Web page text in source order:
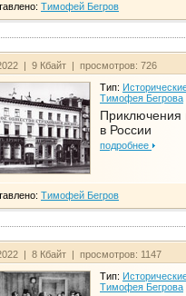
Тимофей Бегров
| 9 Кбайт | просмотров: 726
Тип:
Тимофея Бегрова
Приключения
в России
подробнее
Тимофей Бегров
| 8 Кбайт | просмотров: 1147
Тип:
Тимофея Бегрова